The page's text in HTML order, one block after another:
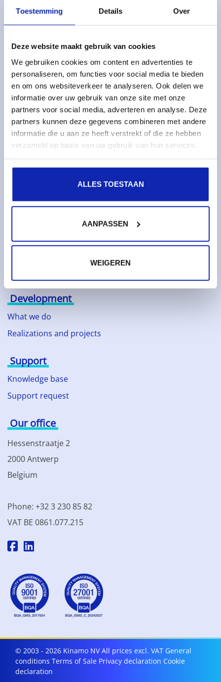
Toestemming Details Over
Deze website maakt gebruik van cookies
We gebruiken cookies om content en advertenties te
personaliseren, om functies voor social media te bieden
en om ons websiteverkeer te analyseren. Ook delen we
informatie over uw gebruik van onze site met onze
partners voor social media, adverteren en analyse. Deze
partners kunnen deze gegevens combineren met andere
informatie die u aan ze heeft verstrekt of die ze hebben
verzameld op basis van uw gebruik van hun services.
ALLES TOESTAAN
AANPASSEN
WEIGEREN
Solutions
Managed services
Managed dedicated servers
Monitoring & metrics
Cloud servers
Cloud storage
Services
Domain names
SSL certificates
About Kinamo
Sustainability
Development
What we do
Realizations and projects
Support
Knowledge base
Support request
Our office
Hessenstraatje 2
2000 Antwerp
Belgium
Phone: +32 3 230 85 82
VAT BE 0861.077.215
© 2003 - 2026 Kinamo NVAll prices excl. VAT General
conditions Terms of Sale Privacy declaration Cookie
declaration